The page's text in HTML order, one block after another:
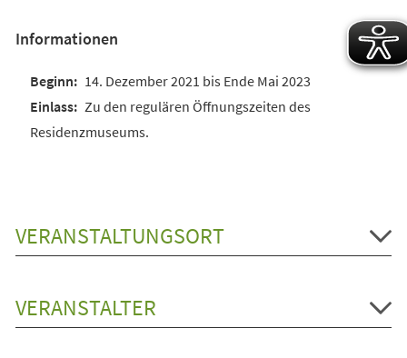
Informationen
14. Dezember 2021 bis Ende Mai 2023
Zu den regulären Öffnungszeiten des
Residenzmuseums.
VERANSTALTUNGSORT
VERANSTALTER